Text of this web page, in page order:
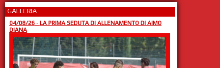
GALLERIA
04/08/26- LA PRIMA SEDUTA DI ALLENAMENTO DI AIMO
DIANA